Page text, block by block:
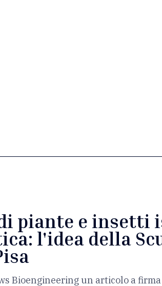
piante e insetti
l'idea della
Bioengineering un articolo a